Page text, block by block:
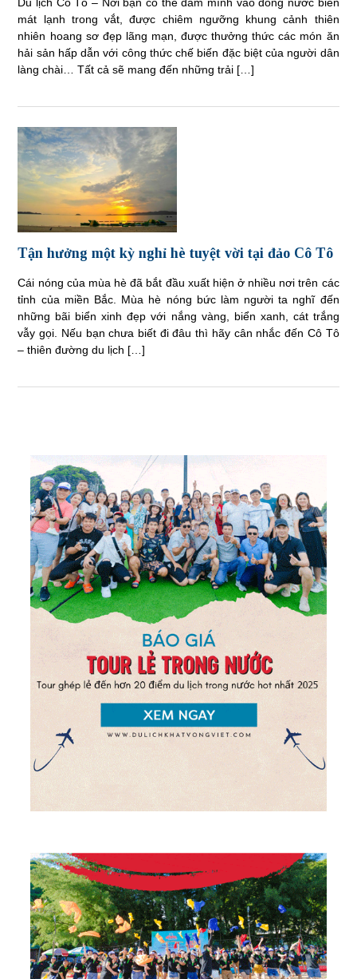
mát lạnh trong vắt, được chiêm ngưỡng khung cảnh thiên
nhiên hoang sơ đẹp lãng mạn, được thưởng thức các món ăn
hải sản hấp dẫn với công thức chế biến đặc biệt của người dân
làng chài… Tất cả sẽ mang đến những trải […]
Tận hưởng một kỳ nghỉ hè tuyệt vời tại đảo Cô Tô
Cái nóng của mùa hè đã bắt đầu xuất hiện ở nhiều nơi trên các
tỉnh của miền Bắc. Mùa hè nóng bức làm người ta nghĩ đến
những bãi biển xinh đẹp với nắng vàng, biển xanh, cát trắng
vẫy gọi. Nếu bạn chưa biết đi đâu thì hãy cân nhắc đến Cô Tô
– thiên đường du lịch […]